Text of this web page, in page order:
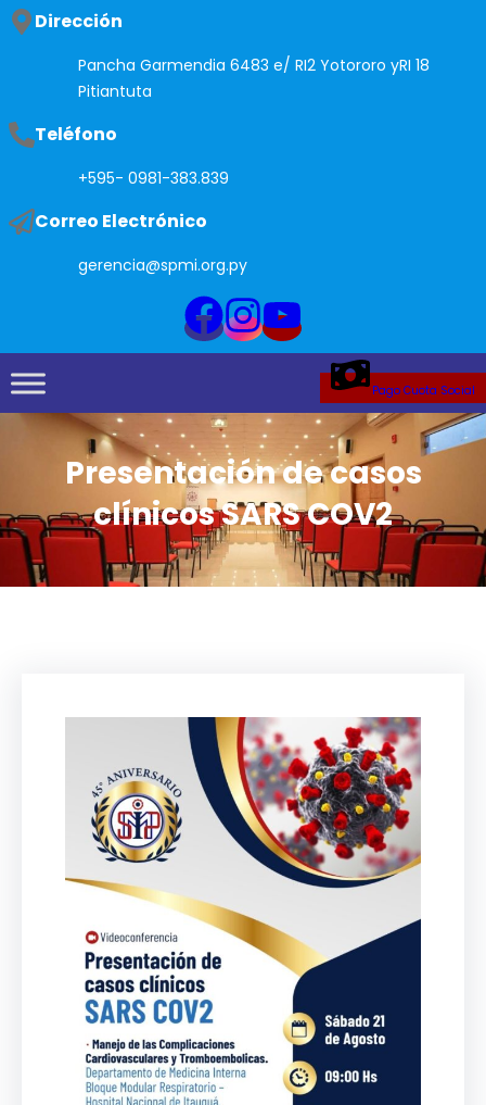
Saltar
contenido
Dirección
Pancha Garmendia 6483 e/ RI2 Yotororo yRI 18
Pitiantuta
Teléfono
+595- 0981-383.839
Correo Electrónico
gerencia@spmi.org.py
Pago Cuota Social
Presentación de casos
clínicos SARS COV2